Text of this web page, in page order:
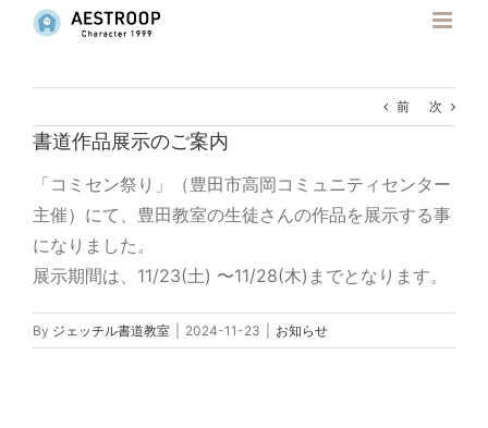
Skip
前 次
書道作品展示のご案内
「コミセン祭り」（豊田市高岡コミュニティセンター
主催）にて、豊田教室の生徒さんの作品を展示する事
になりました。
展示期間は、11/23(土) 〜11/28(木)までとなります。
By ジェッチル書道教室 2024-11-23 お知らせ